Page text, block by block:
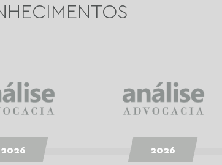
2026
2026